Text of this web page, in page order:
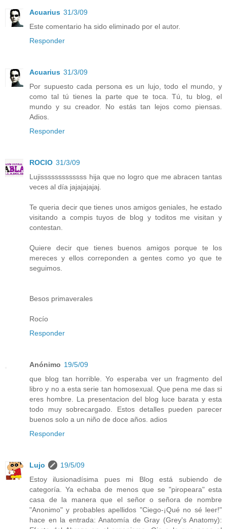
Acuarius 31/3/09
Este comentario ha sido eliminado por el autor.
Responder
Acuarius 31/3/09
Por supuesto cada persona es un lujo, todo el mundo, y
como tal tú tienes la parte que te toca. Tú, tu blog, el
mundo y su creador. No estás tan lejos como piensas.
Adios.
Responder
ROCIO 31/3/09
Lujisssssssssssss hija que no logro que me abracen tantas
veces al día jajajajajaj.
Te queria decir que tienes unos amigos geniales, he estado
visitando a compis tuyos de blog y toditos me visitan y
contestan.
Quiere decir que tienes buenos amigos porque te los
mereces y ellos correponden a gentes como yo que te
seguimos.
Besos primaverales
Rocío
Responder
Anónimo 19/5/09
que blog tan horrible. Yo esperaba ver un fragmento del
libro y no a esta serie tan homosexual. Que pena me das si
eres hombre. La presentacion del blog luce barata y esta
todo muy sobrecargado. Estos detalles pueden parecer
buenos solo a un niño de doce años. adios
Responder
Lujo
19/5/09
Estoy ilusionadísima pues mi Blog está subiendo de
categoría. Ya echaba de menos que se "piropeara" esta
casa de la manera que el señor o señora de nombre
"Anonimo" y probables apellidos "Ciego-¡Qué no sé leer!"
hace en la entrada: Anatomía de Gray (Grey's Anatomy):